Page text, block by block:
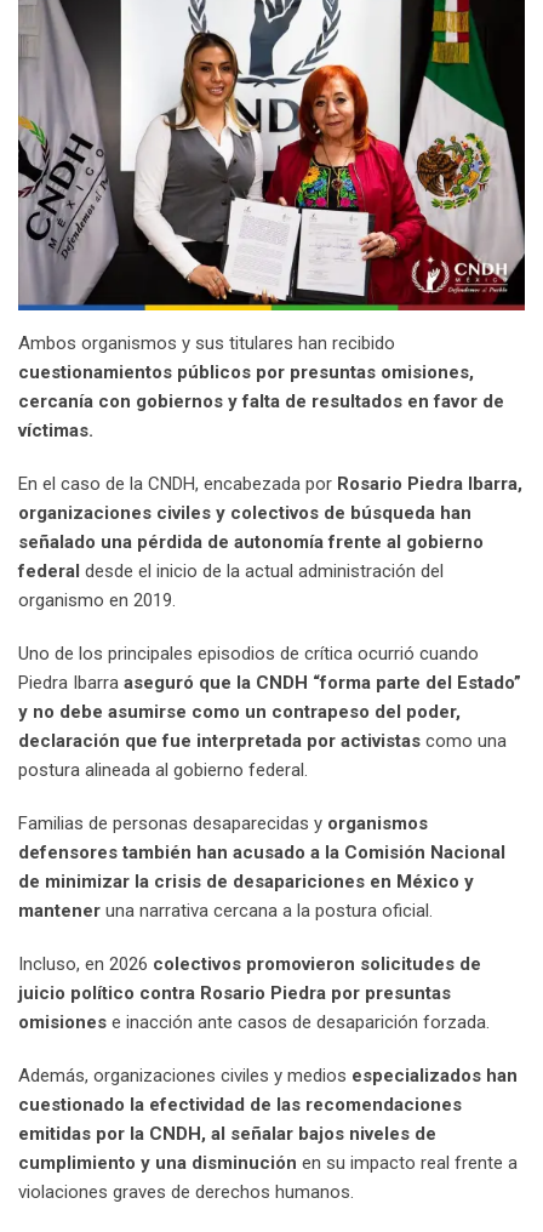
Ambos organismos y sus titulares han recibido
cuestionamientos públicos por presuntas omisiones,
cercanía con gobiernos y falta de resultados en favor de
víctimas.
En el caso de la CNDH, encabezada por Rosario Piedra Ibarra,
organizaciones civiles y colectivos de búsqueda han
señalado una pérdida de autonomía frente al gobierno
federal desde el inicio de la actual administración del
organismo en 2019.
Uno de los principales episodios de crítica ocurrió cuando
Piedra Ibarra aseguró que la CNDH “forma parte del Estado”
y no debe asumirse como un contrapeso del poder,
declaración que fue interpretada por activistas como una
postura alineada al gobierno federal.
Familias de personas desaparecidas y organismos
defensores también han acusado a la Comisión Nacional
de minimizar la crisis de desapariciones en México y
mantener una narrativa cercana a la postura oficial.
Incluso, en 2026 colectivos promovieron solicitudes de
juicio político contra Rosario Piedra por presuntas
omisiones e inacción ante casos de desaparición forzada.
Además, organizaciones civiles y medios especializados han
cuestionado la efectividad de las recomendaciones
emitidas por la CNDH, al señalar bajos niveles de
cumplimiento y una disminución en su impacto real frente a
violaciones graves de derechos humanos.